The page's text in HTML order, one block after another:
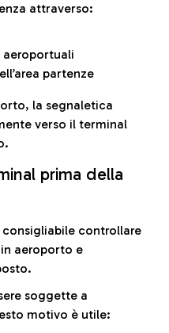
attraverso:
partenze
la segnaletica
verso il terminal
prima della
controllare
aeroporto e
soggette a
motivo è utile: